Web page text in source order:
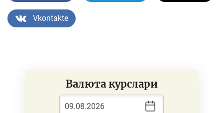
Vkontakte
Валюта курслари